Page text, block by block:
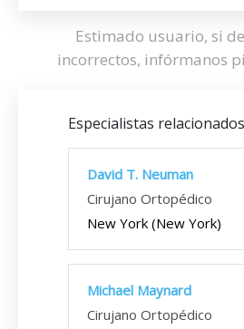
Estimado usuario, si
incorrectos, infórmanos
Especialistas relacionados
David T. Neuman
Cirujano Ortopédico
New York (New York)
Michael Maynard
Cirujano Ortopédico